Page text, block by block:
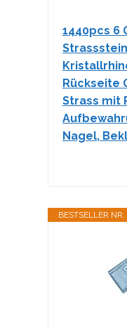
1440pcs 6
Rückseite
Strass mit
Nagel,
BESTSELLER NR.